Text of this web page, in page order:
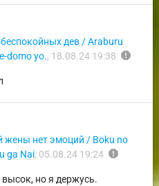
дев / Araburu
domo yo., 18.08.24 19:38 report
жены нет эмоций / Boku no
ga Nai, 05.08.24 19:24 report
но я держусь.